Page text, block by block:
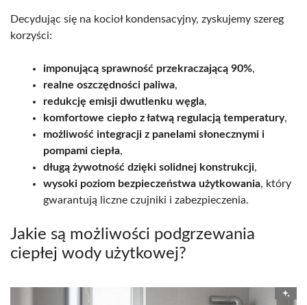
Decydując się na kocioł kondensacyjny, zyskujemy szereg
korzyści:
imponującą sprawność przekraczającą 90%,
realne oszczędności paliwa,
redukcję emisji dwutlenku węgla,
komfortowe ciepło z łatwą regulacją temperatury,
możliwość integracji z panelami słonecznymi i
pompami ciepła,
długą żywotność dzięki solidnej konstrukcji,
wysoki poziom bezpieczeństwa użytkowania, który
gwarantują liczne czujniki i zabezpieczenia.
Jakie są możliwości podgrzewania
ciepłej wody użytkowej?